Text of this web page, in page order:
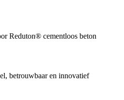
Reduton® cementloos beton
betrouwbaar en innovatief